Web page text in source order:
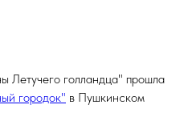
Летучего голландца" прошла
городок" в Пушкинском